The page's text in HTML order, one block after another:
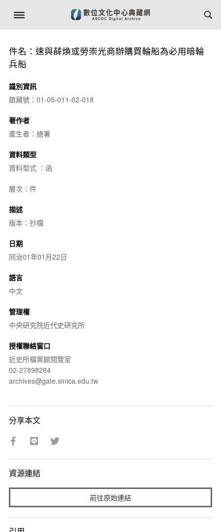
件名：速與薛煥或勞崇光商辦購買輪船為必用暗輪
兵船
識別資訊
館藏號：01-05-011-02-018
著作者
產生者：總署
資料類型
資料型式 ：函
層次：件
描述
版本：抄檔
日期
同治01年01月22日
語言
中文
管理權
中央研究院近代史研究所
授權聯絡窗口
近史所檔案館閱覽室
02-27898284
archives@gate.sinica.edu.tw
分享本文
資源連結
前往原始連結